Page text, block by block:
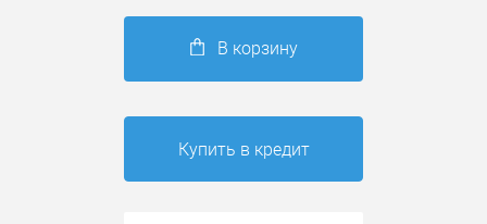
В корзину
Купить в кредит